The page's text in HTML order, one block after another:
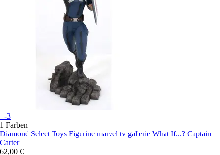
+-3
1 Farben
Diamond Select Toys Figurine marvel tv gallerie What If...? Captain
Carter
62,00 €